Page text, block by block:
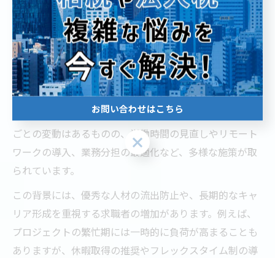
道とは
コンサル業界の激務を乗り越える働き方改革
コンサル業界は「激務」というイメージが強いですが、
実際には近年、働き方改革が進みつつあります。東京都
内の大手コンサルティングファームでは、プロジェクト
ごとの変動はあるものの、労働時間の見直しやリモート
ワークの導入、業務分担の最適化など、多様な施策が取
られています。
この背景には、優秀な人材の流出防止や、長期的なキャ
リア形成を重視する求職者の増加があります。例えば、
プロジェクトの繁忙期には一時的に負荷が高まることも
ありますが、休暇取得の推奨やフレックスタイム制の導
お問い合わせはこちら
お問い合わせはこちら